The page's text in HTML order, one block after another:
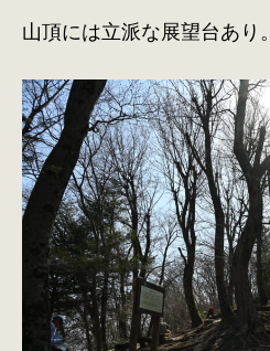
山頂には立派な展望台あり。